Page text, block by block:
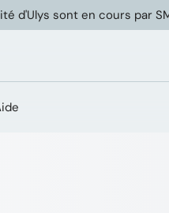
d'Ulys sont en cours par